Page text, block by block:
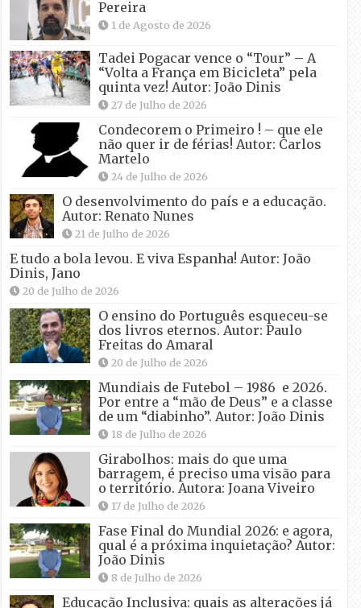
Pereira
1 de Agosto de 2026
Tadei Pogacar vence o “Tour” – A
“Volta a França em Bicicleta” pela
quinta vez! Autor: João Dinis
27 de Julho de 2026
Condecorem o Primeiro ! – que ele
não quer ir de férias! Autor: Carlos
Martelo
24 de Julho de 2026
O desenvolvimento do país e a educação.
Autor: Renato Nunes
21 de Julho de 2026
E tudo a bola levou. E viva Espanha! Autor: João
Dinis, Jano
20 de Julho de 2026
O ensino do Português esqueceu-se
dos livros eternos. Autor: Paulo
Freitas do Amaral
20 de Julho de 2026
Mundiais de Futebol – 1986 e 2026.
Por entre a “mão de Deus” e a classe
de um “diabinho”. Autor: João Dinis
18 de Julho de 2026
Girabolhos: mais do que uma
barragem, é preciso uma visão para
o território. Autora: Joana Viveiro
17 de Julho de 2026
Fase Final do Mundial 2026: e agora,
qual é a próxima inquietação? Autor:
João Dinis
8 de Julho de 2026
Educação Inclusiva: quais as alterações já